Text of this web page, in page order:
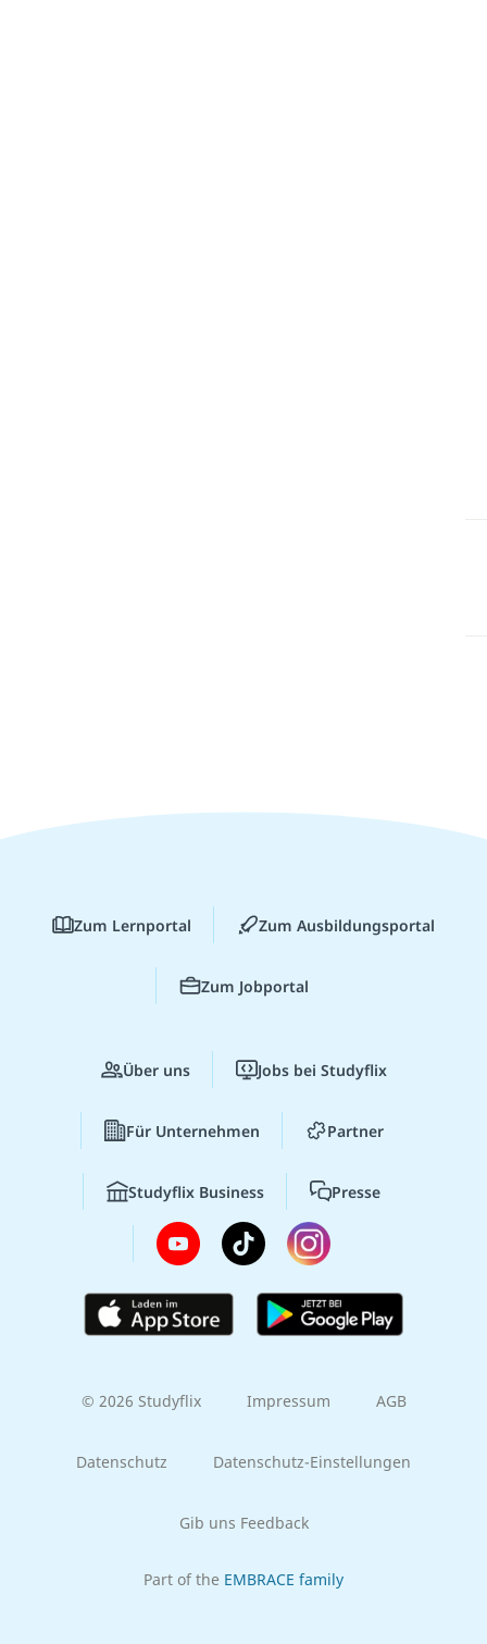
Zum Lernportal Zum Ausbildungsportal
Zum Jobportal
Über uns Jobs bei Studyflix
Für Unternehmen Partner
Studyflix Business Presse
© 2026 Studyflix Impressum AGB
Datenschutz Datenschutz-Einstellungen
Gib uns Feedback
Part of the EMBRACE family